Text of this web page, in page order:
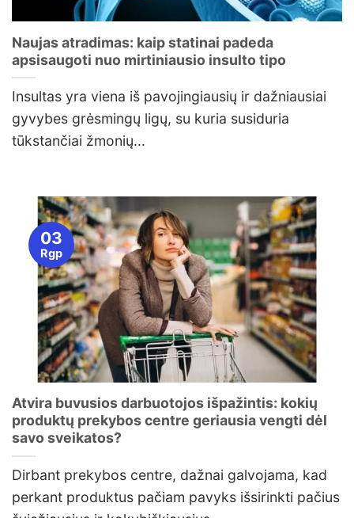
Naujas atradimas: kaip statinai padeda
apsisaugoti nuo mirtiniausio insulto tipo
Insultas yra viena iš pavojingiausių ir dažniausiai
gyvybes grėsmingų ligų, su kuria susiduria
tūkstančiai žmonių...
Atvira buvusios darbuotojos išpažintis: kokių
produktų prekybos centre geriausia vengti dėl
savo sveikatos?
Dirbant prekybos centre, dažnai galvojama, kad
perkant produktus pačiam pavyks išsirinkti pačius
03
Rgp